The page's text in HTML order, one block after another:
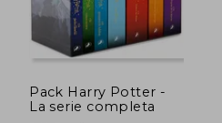
15%
dcto.
Pack Harry Potter -
La serie completa